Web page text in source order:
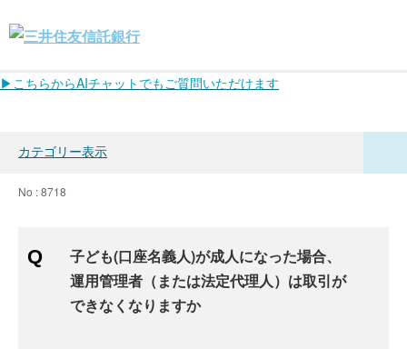
▶こちらからAIチャットでもご質問いただけます
カテゴリー表示
No : 8718
子ども(口座名義人)が成人になった場合、
運用管理者（または法定代理人）は取引が
できなくなりますか